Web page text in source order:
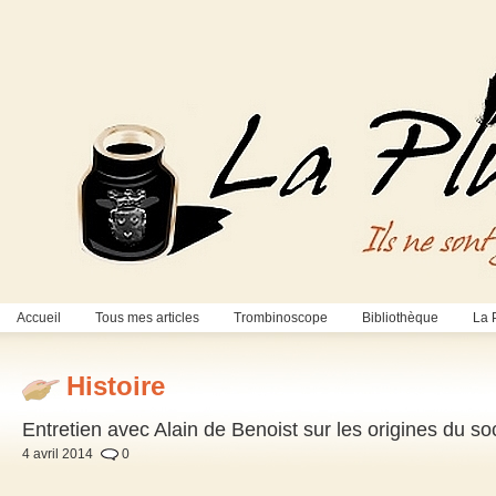
Accueil Tous mes articles Trombinoscope Bibliothèque La
Histoire
Entretien avec Alain de Benoist sur les origines du
4 avril 2014 0